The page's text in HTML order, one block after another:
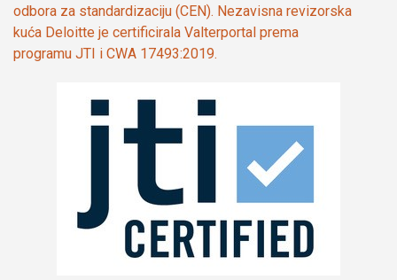
odbora za standardizaciju (CEN). Nezavisna revizorska
kuća Deloitte je certificirala Valterportal prema
programu JTI i CWA 17493:2019.